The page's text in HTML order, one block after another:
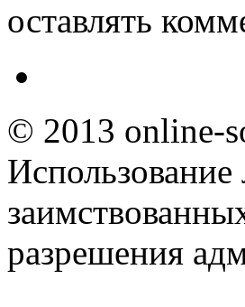
оставлять
© 2013 online-
разрешения